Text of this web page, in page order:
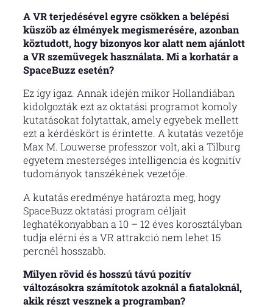
A VR terjedésével egyre csökken a belépési
küszöb az élmények megismerésére, azonban
köztudott, hogy bizonyos kor alatt nem ajánlott
a VR szemüvegek használata. Mi a korhatár a
SpaceBuzz esetén?
Ez így igaz. Annak idején mikor Hollandiában
kidolgozták ezt az oktatási programot komoly
kutatásokat folytattak, amely egyebek mellett
ezt a kérdéskört is érintette. A kutatás vezetője
Max M. Louwerse professzor volt, aki a Tilburg
egyetem mesterséges intelligencia és kognitív
tudományok tanszékének vezetője.
A kutatás eredménye határozta meg, hogy
SpaceBuzz oktatási program céljait
leghatékonyabban a 10 – 12 éves korosztályban
tudja elérni és a VR attrakció nem lehet 15
percnél hosszabb.
Milyen rövid és hosszú távú pozitív
változásokra számítotok azoknál a fiataloknál,
akik részt vesznek a programban?